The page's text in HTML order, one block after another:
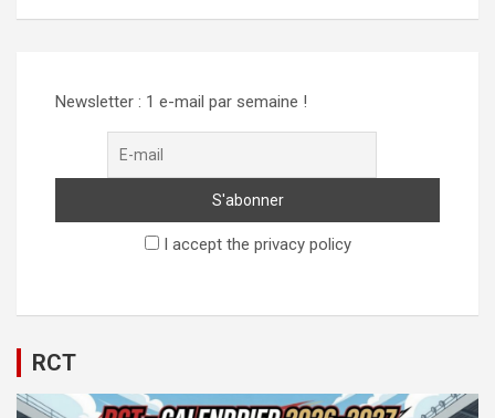
Newsletter : 1 e-mail par semaine !
I accept the privacy policy
RCT